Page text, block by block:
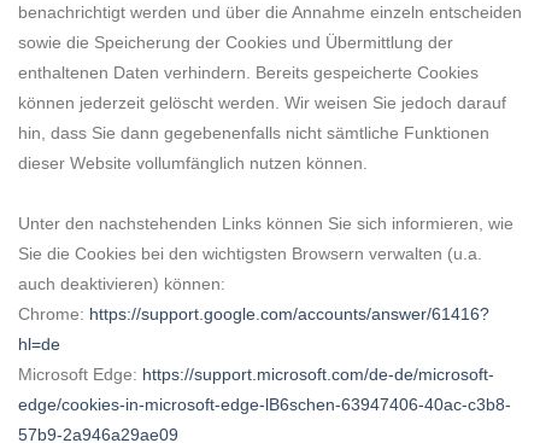
benachrichtigt werden und über die Annahme einzeln entscheiden
sowie die Speicherung der Cookies und Übermittlung der
enthaltenen Daten verhindern. Bereits gespeicherte Cookies
können jederzeit gelöscht werden. Wir weisen Sie jedoch darauf
hin, dass Sie dann gegebenenfalls nicht sämtliche Funktionen
dieser Website vollumfänglich nutzen können.
Unter den nachstehenden Links können Sie sich informieren, wie
Sie die Cookies bei den wichtigsten Browsern verwalten (u.a.
auch deaktivieren) können:
Chrome: https://support.google.com/accounts/answer/61416?
hl=de
Microsoft Edge: https://support.microsoft.com/de-de/microsoft-
edge/cookies-in-microsoft-edge-lB6schen-63947406-40ac-c3b8-
57b9-2a946a29ae09